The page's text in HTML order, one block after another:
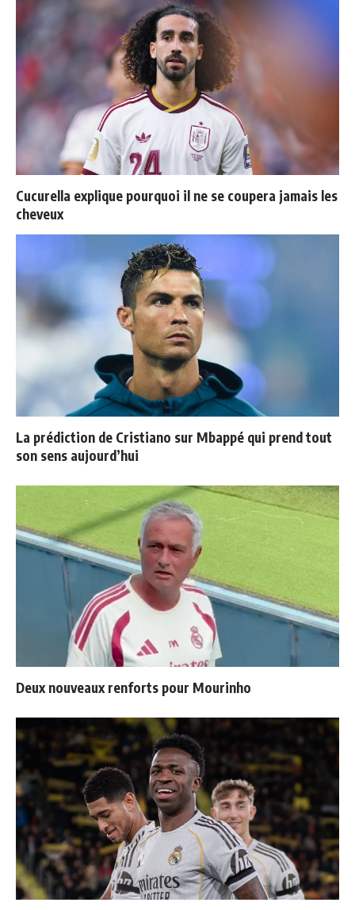
Cucurella explique pourquoi il ne se coupera jamais les
cheveux
La prédiction de Cristiano sur Mbappé qui prend tout
son sens aujourd’hui
Deux nouveaux renforts pour Mourinho